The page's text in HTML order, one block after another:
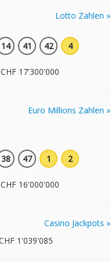
Lotto Zahlen »
14 41 42 4
17'300'000
Euro Millions Zahlen »
38 47 1 2
16'000'000
Casino Jackpots »
1'039'085